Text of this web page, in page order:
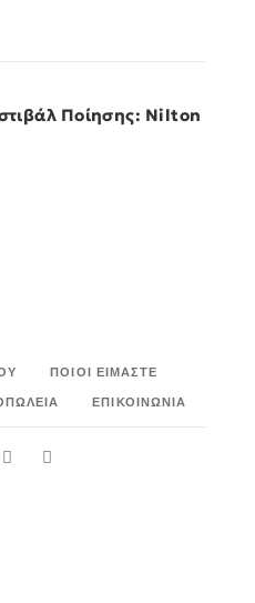
Ποίησης: Nilton
ΠΟΙΟΙ ΕΊΜΑΣΤΕ
ΕΠΙΚΟΙΝΩΝΊΑ